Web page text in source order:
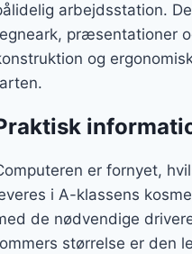
arbejdsstation.
præsentationer
og
er fornyet,
i A-klassens
de nødvendige
størrelse er den